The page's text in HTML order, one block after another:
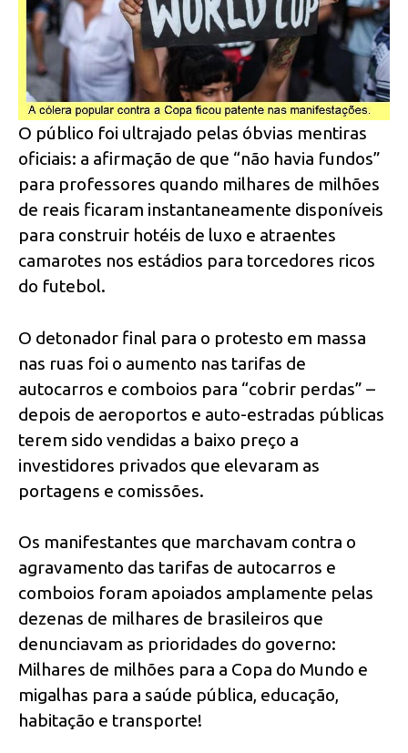
O público foi ultrajado pelas óbvias mentiras
oficiais: a afirmação de que “não havia fundos”
para professores quando milhares de milhões
de reais ficaram instantaneamente disponíveis
para construir hotéis de luxo e atraentes
camarotes nos estádios para torcedores ricos
do futebol.
O detonador final para o protesto em massa
nas ruas foi o aumento nas tarifas de
autocarros e comboios para “cobrir perdas” –
depois de aeroportos e auto-estradas públicas
terem sido vendidas a baixo preço a
investidores privados que elevaram as
portagens e comissões.
Os manifestantes que marchavam contra o
agravamento das tarifas de autocarros e
comboios foram apoiados amplamente pelas
dezenas de milhares de brasileiros que
denunciavam as prioridades do governo:
Milhares de milhões para a Copa do Mundo e
migalhas para a saúde pública, educação,
habitação e transporte!